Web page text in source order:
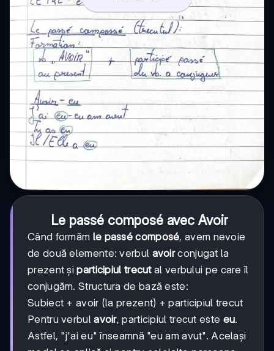
Le passé composé avec Avoir
Când formăm le passé composé, avem nevoie
de două elemente: verbul avoirconjugat la
prezent șiparticipiul trecutal verbului pe care îl
conjugăm. Structura de bază este:
Subiect + avoir (la prezent) + participiul trecut
Pentru verbulavoir, participiul trecut este eu.
Astfel, "j'ai eu" înseamnă "eu am avut". Același